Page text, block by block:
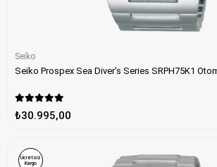
Seiko
Seiko Prospex Sea Diver's Series SRPH75K1
₺30.995,00
Ücretsiz
Kargo